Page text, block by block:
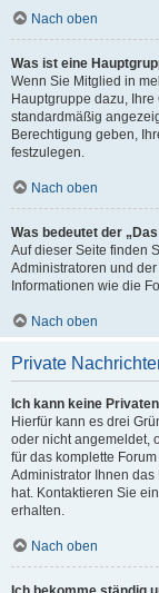
Nach oben
Was ist eine
Wenn Sie Mitglied in
Hauptgruppe dazu,
standardmäßig
Berechtigung geben,
festzulegen.
Nach oben
Was bedeutet der
Auf dieser Seite finden
Administratoren und
Informationen wie die
Nach oben
Private
Ich kann keine
Hierfür kann es drei
oder nicht angemeldet,
für das komplette
Administrator Ihnen
hat. Kontaktieren Sie
erhalten.
Nach oben